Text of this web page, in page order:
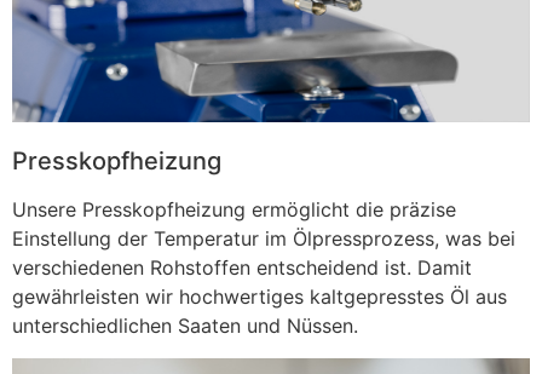
Presskopfheizung
Unsere Presskopfheizung ermöglicht die präzise
Einstellung der Temperatur im Ölpressprozess, was bei
verschiedenen Rohstoffen entscheidend ist. Damit
gewährleisten wir hochwertiges kaltgepresstes Öl aus
unterschiedlichen Saaten und Nüssen.